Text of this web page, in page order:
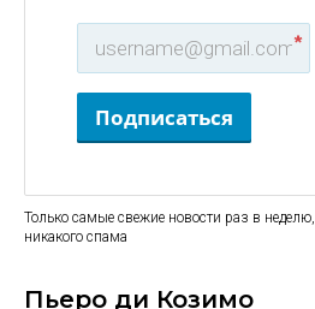
*
Подписаться
Только самые свежие новости раз в неделю,
никакого спама
Пьеро ди Козимо